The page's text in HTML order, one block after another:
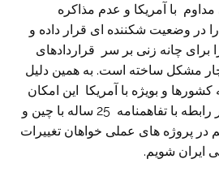
با آمریکا و عدم مذاکره
در وضعیت شکننده ای قرار داده و
چانه زنی بر سر قراردادهای
مشکل ساخته است. به همین دلیل
و بویژه با آمریکا این امکان
را فراهم می سازد که در رابطه با تفاهمنامه 25 ساله با چین و
در پروژه های عملی خواهان تغییرات
ایران شویم.